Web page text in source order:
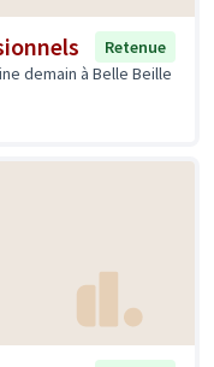
Retenue
demain à Belle Beille